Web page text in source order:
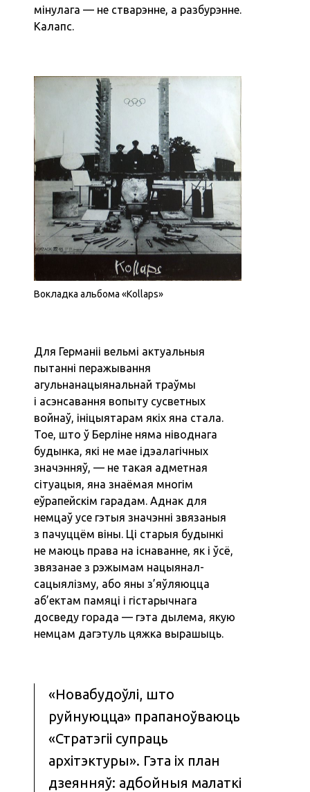
мінулага — не стварэнне, а разбурэнне.
Калапс.
Вокладка альбома «Kollaps»
Для Германіі вельмі актуальныя
пытанні перажывання
агульнанацыянальнай траўмы
і асэнсавання вопыту сусветных
войнаў, ініцыятарам якіх яна стала.
Тое, што ў Берліне няма ніводнага
будынка, які не мае ідэалагічных
значэнняў, — не такая адметная
сітуацыя, яна знаёмая многім
еўрапейскім гарадам. Аднак для
немцаў усе гэтыя значэнні звязаныя
з пачуццём віны. Ці старыя будынкі
не маюць права на існаванне, як і ўсё,
звязанае з рэжымам нацыянал-
сацыялізму, або яны з’яўляюцца
аб’ектам памяці і гістарычнага
досведу горада — гэта дылема, якую
немцам дагэтуль цяжка вырашыць.
«Новабудоўлі, што
руйнуюцца» прапаноўваюць
«Стратэгіі супраць
архітэктуры». Гэта іх план
дзеянняў: адбойныя малаткі